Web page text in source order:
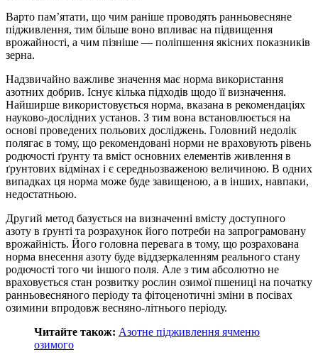
Варто пам’ятати, що чим раніше проводять ранньовесняне
підживлення, тим більше воно впливає на підвищення
врожайності, а чим пізніше — поліпшення якісних показників
зерна.
Надзвичайно важливе значення має норма використання
азотних добрив. Існує кілька підходів щодо її визначення.
Найширше використовується норма, вказана в рекомендаціях
науково-дослідних установ. З тим вона встановлюється на
основі проведених польових досліджень. Головний недолік
полягає в тому, що рекомендовані норми не враховують рівень
родючості ґрунту та вміст основних елементів живлення в
ґрунтових відмінах і є середньозваженою величиною. В одних
випадках ця норма може буде завищеною, а в інших, навпаки,
недостатньою.
Другий метод базується на визначенні вмісту доступного
азоту в ґрунті та розрахунок його потреби на запрограмовану
врожайність. Його головна перевага в тому, що розрахована
норма внесення азоту буде віддзеркаленням реального стану
родючості того чи іншого поля. Але з тим абсолютно не
враховується стан розвитку рослин озимої пшениці на початку
ранньовесняного періоду та фітоценотичні зміни в посівах
озимини впродовж весняно-літнього періоду.
Читайте також: Азотне підживлення ячменю
озимого